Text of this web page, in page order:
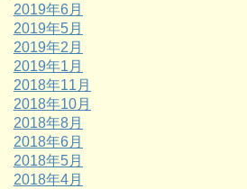
2019年6月
2019年5月
2019年2月
2019年1月
2018年11月
2018年10月
2018年8月
2018年6月
2018年5月
2018年4月